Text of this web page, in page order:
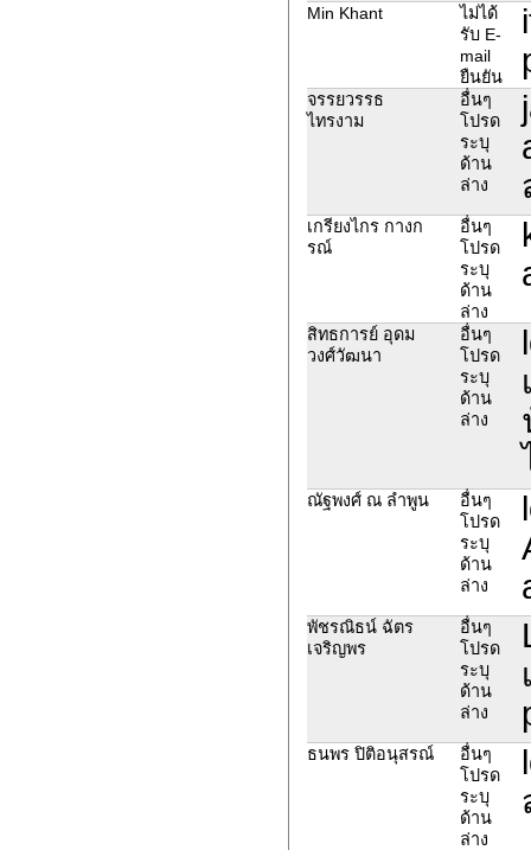
Min Khant
ไม่ได้
รับ E-
mail
ยืนยัน
จรรยวรรธ
ไทรงาม
อื่นๆ
โปรด
ระบุ
ด้าน
ล่าง
เกรียงไกร กางก
รณ์
อื่นๆ
โปรด
ระบุ
ด้าน
ล่าง
สิทธการย์ อุดม
วงศ์วัฒนา
อื่นๆ
โปรด
ระบุ
ด้าน
ล่าง
ณัฐพงศ์ ณ ลำพูน
อื่นๆ
โปรด
ระบุ
ด้าน
ล่าง
พัชรณิธน์ ฉัตร
เจริญพร
อื่นๆ
โปรด
ระบุ
ด้าน
ล่าง
ธนพร ปิติอนุสรณ์
อื่นๆ
โปรด
ระบุ
ด้าน
ล่าง